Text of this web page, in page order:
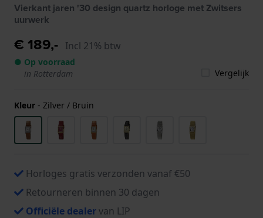
Vierkant jaren '30 design quartz horloge met Zwitsers
uurwerk
€ 189,- Incl 21% btw
● Op voorraad
in Rotterdam
Vergelijk
Kleur - Zilver / Bruin
Horloges gratis verzonden vanaf €50
Retourneren binnen 30 dagen
Officiële dealervan LIP